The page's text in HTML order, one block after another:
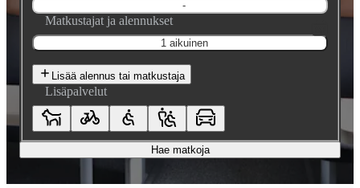
-
Matkustajat ja alennukset
1 aikuinen
Lisää alennus tai matkustaja
Lisäpalvelut
Hae matkoja